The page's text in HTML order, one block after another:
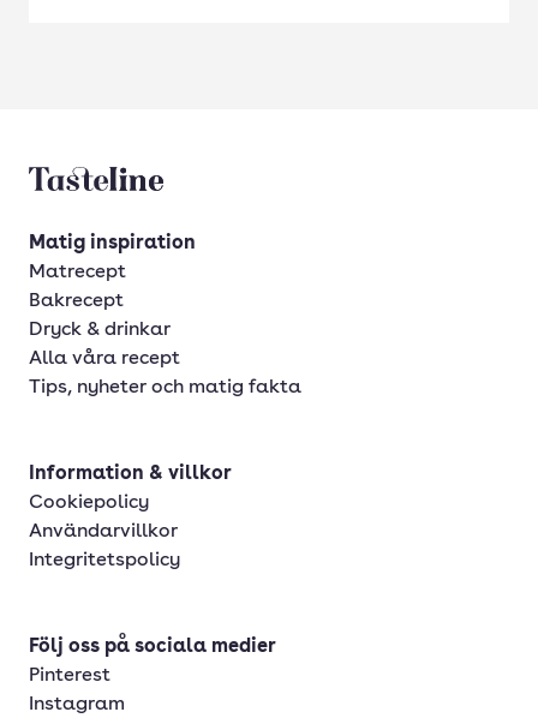
Tasteline startsida
Matig inspiration
Matrecept
Bakrecept
Dryck & drinkar
Alla våra recept
Tips, nyheter och matig fakta
Information & villkor
Cookiepolicy
Användarvillkor
Integritetspolicy
Följ oss på sociala medier
Pinterest
Instagram